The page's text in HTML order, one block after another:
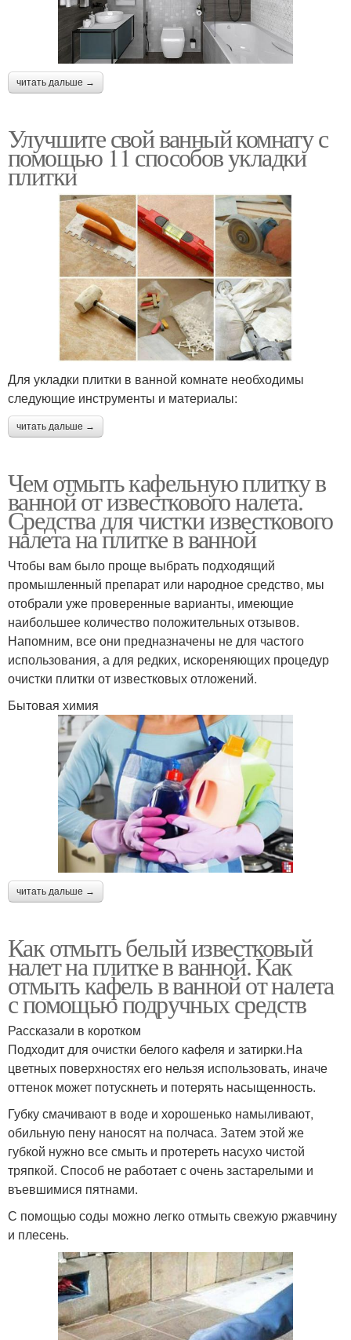
читать дальше →
Улучшите свой ванный комнату с
помощью 11 способов укладки
плитки
Для укладки плитки в ванной комнате необходимы
следующие инструменты и материалы:
читать дальше →
Чем отмыть кафельную плитку в
ванной от известкового налета.
Средства для чистки известкового
налета на плитке в ванной
Чтобы вам было проще выбрать подходящий
промышленный препарат или народное средство, мы
отобрали уже проверенные варианты, имеющие
наибольшее количество положительных отзывов.
Напомним, все они предназначены не для частого
использования, а для редких, искореняющих процедур
очистки плитки от известковых отложений.
Бытовая химия
читать дальше →
Как отмыть белый известковый
налет на плитке в ванной. Как
отмыть кафель в ванной от налета
с помощью подручных средств
Рассказали в коротком
Подходит для очистки белого кафеля и затирки.На
цветных поверхностях его нельзя использовать, иначе
оттенок может потускнеть и потерять насыщенность.
Губку смачивают в воде и хорошенько намыливают,
обильную пену наносят на полчаса. Затем этой же
губкой нужно все смыть и протереть насухо чистой
тряпкой. Способ не работает с очень застарелыми и
въевшимися пятнами.
С помощью соды можно легко отмыть свежую ржавчину
и плесень.